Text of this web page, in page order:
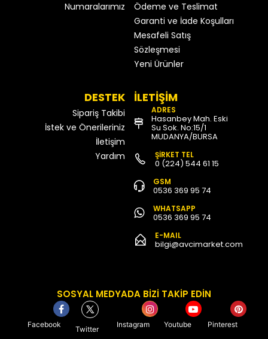
Numaralarımız
Ödeme ve Teslimat
Garanti ve İade Koşulları
Mesafeli Satış
Sözleşmesi
Yeni Ürünler
DESTEK
Sipariş Takibi
İstek ve Önerileriniz
İletişim
Yardım
İLETİŞİM
ADRES
Hasanbey Mah. Eski
Su Sok. No:15/1
MUDANYA/BURSA
ŞİRKET TEL
0 (224) 544 61 15
GSM
0536 369 95 74
WHATSAPP
0536 369 95 74
E-MAIL
bilgi@avcimarket.com
SOSYAL MEDYADA BİZİ TAKİP EDİN
Facebook
Twitter
Instagram Youtube Pinterest